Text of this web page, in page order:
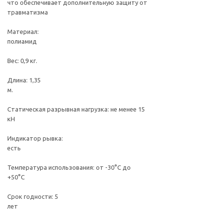
что обеспечивает дополнительную защиту от
травматизма
Материал:
Вес: 0,9 кг.
Длина: 1,35
м.
Статическая разрывная нагрузка: не менее 15
кН
Индикатор рывка:
есть
Температура использования: от -30°С до
+50°С
Срок годности: 5
лет